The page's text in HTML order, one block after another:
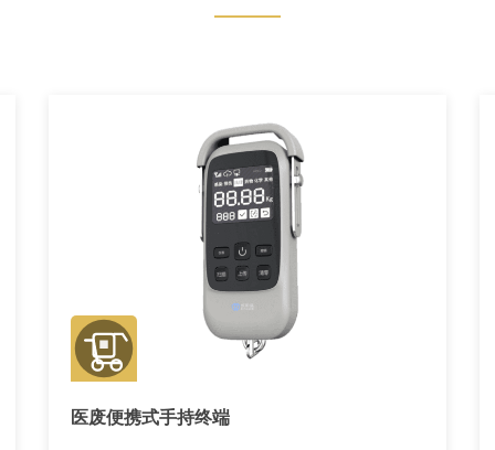
医废便携式手持终端